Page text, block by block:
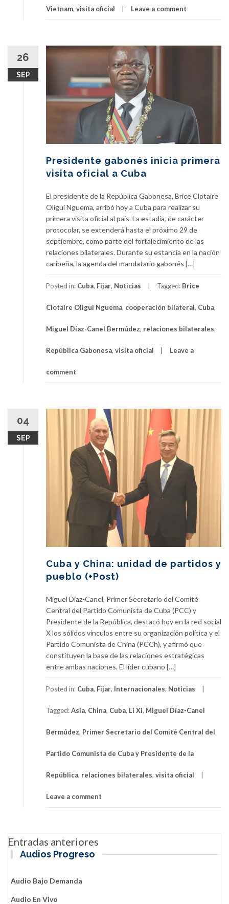
Vietnam, visita oficial Leave a comment
26
SEP
Presidente gabonés inicia primera
visita oficial a Cuba
El presidente de la República Gabonesa, Brice Clotaire
Oligui Nguema, arribó hoy a Cuba para realizar su
primera visita oficial al país. La estadía, de carácter
protocolar, se extenderá hasta el próximo 29 de
septiembre, como parte del fortalecimiento de las
relaciones bilaterales. Durante su estancia en la nación
caribeña, la agenda del mandatario gabonés […]
Posted in: Cuba, Fijar, Noticias Tagged: Brice
Clotaire Oligui Nguema, cooperación bilateral, Cuba,
Miguel Díaz-Canel Bermúdez, relaciones bilaterales,
República Gabonesa, visita oficial Leave a
comment
04
SEP
Cuba y China: unidad de partidos y
pueblo (+Post)
Miguel Díaz-Canel, Primer Secretario del Comité
Central del Partido Comunista de Cuba (PCC) y
Presidente de la República, destacó hoy en la red social
X los sólidos vínculos entre su organización política y el
Partido Comunista de China (PCCh), y afirmó que
constituyen la base de las relaciones estratégicas
entre ambas naciones. El líder cubano […]
Posted in: Cuba, Fijar, Internacionales, Noticias
Tagged:Asia, China, Cuba, Li Xi, Miguel Díaz-Canel
Bermúdez, Primer Secretario del Comité Central del
Partido Comunista de Cuba y Presidente de la
República, relaciones bilaterales, visita oficial
Leave a comment
Navegación
de
entradas
Entradas anteriores
Audios Progreso
Audio Bajo Demanda
Audio En Vivo